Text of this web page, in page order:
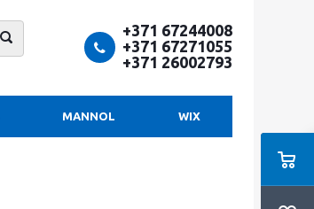
+371 67244008
+371 67271055
+371 26002793
MANNOL WIX